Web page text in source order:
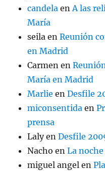
candela enA las
María
seila enReunión
en Madrid
Carmen en
María en Madrid
Marlie enDesfile
miconsentida en
prensa
LalyenDesfile
Nacho enLa
miguel angel en